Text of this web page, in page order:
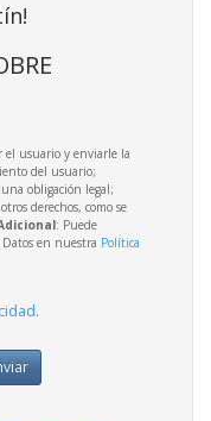
el usuario y enviarle la
del usuario;
obligación legal;
derechos, como se
: Puede
en nuestra Política
.